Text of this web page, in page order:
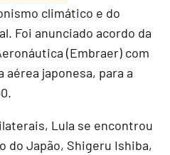
climático e do
Foi anunciado acordo da
(Embraer) com
aérea japonesa, para a
Lula se encontrou
Japão, Shigeru Ishiba,